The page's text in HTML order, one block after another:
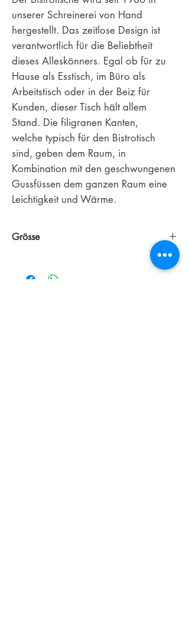
unserer Schreinerei von Hand
hergestellt. Das zeitlose Design ist
verantwortlich für die Beliebtheit
dieses Alleskönners. Egal ob für zu
Hause als Esstisch, im Büro als
Arbeitstisch oder in der Beiz für
Kunden, dieser Tisch hält allem
Stand. Die filigranen Kanten,
welche typisch für den Bistrotisch
sind, geben dem Raum, in
Kombination mit den geschwungenen
Gussfüssen dem ganzen Raum eine
Leichtigkeit und Wärme.
Grösse
Länge ist bestellbar bis 2'400 mm. Auf
Anfrage sind auch Übergrössen möglich.